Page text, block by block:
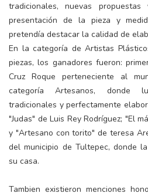
tradicionales, nuevas
presentación de la pieza y
pretendía destacar la calidad de
En la categoría de Artistas
piezas, los ganadores fueron:
Cruz Roque perteneciente al
categoría Artesanos, donde
tradicionales y perfectamente
"Judas" de Luis Rey Rodríguez; "El
y "Artesano con torito" de teresa
del municipio de Tultepec, donde
su casa.
Tambien existieron menciones